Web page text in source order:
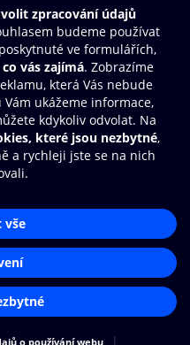
O2 Knihovna
své e-knihy a
rychleji a pohodlněji.